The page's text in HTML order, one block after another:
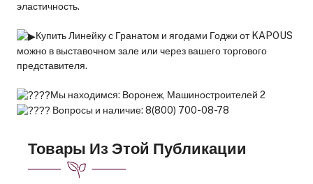
эластичность.
Купить Линейку с Гранатом и ягодами Годжи от KAPOUS
можно в выставочном зале или через вашего торгового
представителя.
Мы находимся: Воронеж, Машиностроителей 2
Вопросы и наличие: 8(800) 700-08-78
Товары Из Этой Публикации